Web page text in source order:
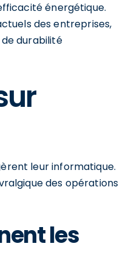
énergétique.
des entreprises,
durabilité
leur informatique.
des opérations
les